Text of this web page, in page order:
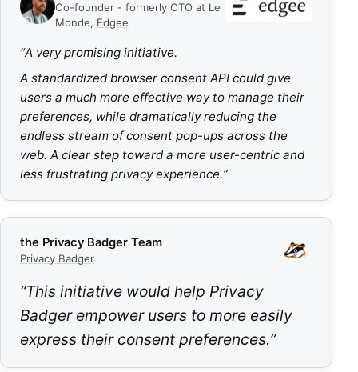
Co-founder - formerly CTO at Le
Monde, Edgee
“A very promising initiative.
A standardized browser consent API could give
users a much more effective way to manage their
preferences, while dramatically reducing the
endless stream of consent pop-ups across the
web. A clear step toward a more user-centric and
less frustrating privacy experience.”
the Privacy Badger Team
Privacy Badger
“This initiative would help Privacy
Badger empower users to more easily
express their consent preferences.”